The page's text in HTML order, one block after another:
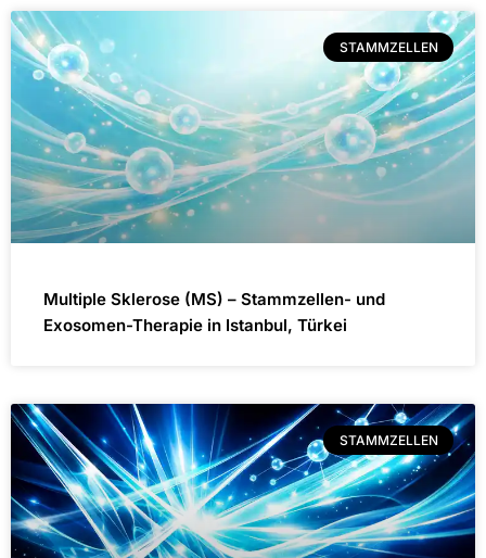
STAMMZELLEN
Multiple Sklerose (MS) – Stammzellen- und
Exosomen-Therapie in Istanbul, Türkei
STAMMZELLEN